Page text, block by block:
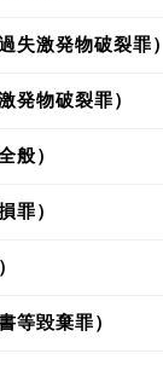
失激発物破裂罪）
発物破裂罪）
般）
罪）
等毀棄罪）